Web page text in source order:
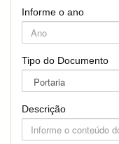
Informe o ano
Tipo do Documento
Descrição